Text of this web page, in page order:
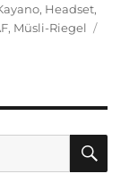
, Headset,
, Müsli-Riegel